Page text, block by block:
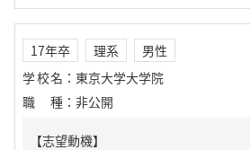
17年卒 理系
男性
学校名 ： 東京大学大学院
職種 ： 非公開
【志望動機】